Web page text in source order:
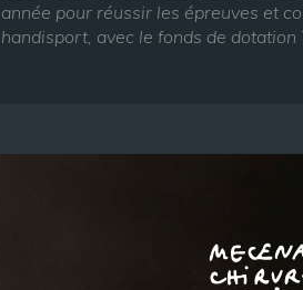
année pour réussir les épreuves et
handisport, avec le fonds de dotation